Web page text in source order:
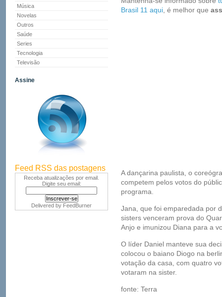
Música
Novelas
Outros
Saúde
Series
Tecnologia
Televisão
Assine
Feed RSS das postagens
Receba atualizações por email.
Digite seu email:
Delivered by FeedBurner
Brasil 11 aqui , é melhor que
A dançarina paulista, o
competem pelos votos do
programa.
Jana, que foi emparedada por
sisters venceram prova do
Anjo e imunizou Diana para a
O líder Daniel manteve sua
colocou o baiano Diogo na
votação da casa, com quatro
votaram na sister.
fonte: Terra